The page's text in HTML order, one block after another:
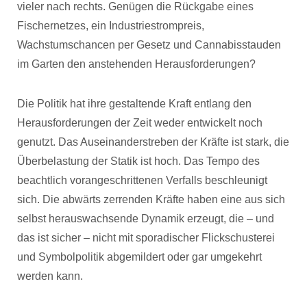
vieler nach rechts. Genügen die Rückgabe eines
Fischernetzes, ein Industriestrompreis,
Wachstumschancen per Gesetz und Cannabisstauden
im Garten den anstehenden Herausforderungen?
Die Politik hat ihre gestaltende Kraft entlang den
Herausforderungen der Zeit weder entwickelt noch
genutzt. Das Auseinanderstreben der Kräfte ist stark, die
Überbelastung der Statik ist hoch. Das Tempo des
beachtlich vorangeschrittenen Verfalls beschleunigt
sich. Die abwärts zerrenden Kräfte haben eine aus sich
selbst herauswachsende Dynamik erzeugt, die – und
das ist sicher – nicht mit sporadischer Flickschusterei
und Symbolpolitik abgemildert oder gar umgekehrt
werden kann.